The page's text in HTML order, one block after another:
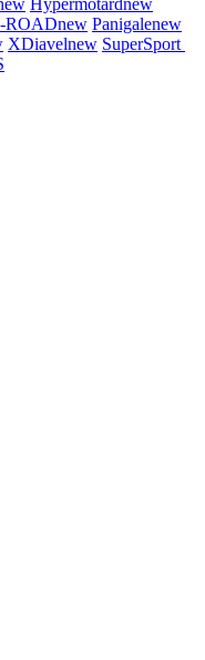
Hypermotardnew
ROADnew Panigalenew
XDiavelnew SuperSport